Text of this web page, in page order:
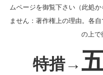
ムページを御覧下さい（此処
ません：著作権上の理由。各
の上で
特措→